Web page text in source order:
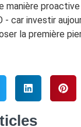
manière
car investir
la première